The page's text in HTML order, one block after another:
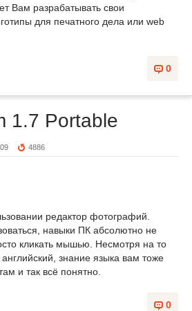
Вам разрабатывать свои
для печатного дела или web
0
1.7 Portable
4886
редактор фотографий.
навыки ПК абсолютно не
кликать мышью. Несмотря на то
знание языка вам тоже
и так всё понятно.
0